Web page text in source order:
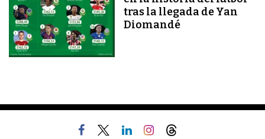
tras la llegada de Yan
Diomandé